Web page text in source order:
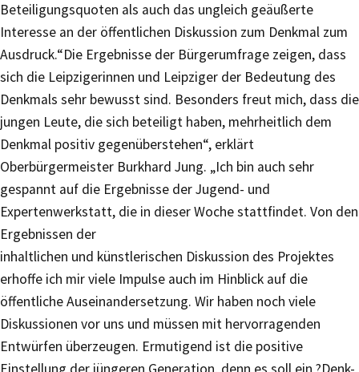
Beteiligungsquoten als auch das ungleich geäußerte
Interesse an der öffentlichen Diskussion zum Denkmal zum
Ausdruck.“Die Ergebnisse der Bürgerumfrage zeigen, dass
sich die Leipzigerinnen und Leipziger der Bedeutung des
Denkmals sehr bewusst sind. Besonders freut mich, dass die
jungen Leute, die sich beteiligt haben, mehrheitlich dem
Denkmal positiv gegenüberstehen“, erklärt
Oberbürgermeister Burkhard Jung. „Ich bin auch sehr
gespannt auf die Ergebnisse der Jugend- und
Expertenwerkstatt, die in dieser Woche stattfindet. Von den
Ergebnissen der
inhaltlichen und künstlerischen Diskussion des Projektes
erhoffe ich mir viele Impulse auch im Hinblick auf die
öffentliche Auseinandersetzung. Wir haben noch viele
Diskussionen vor uns und müssen mit hervorragenden
Entwürfen überzeugen. Ermutigend ist die positive